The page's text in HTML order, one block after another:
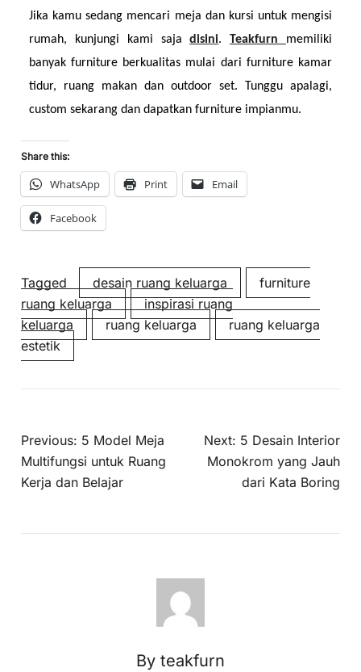
Jika kamu sedang mencari meja dan kursi untuk mengisi
rumah, kunjungi kami saja disini. Teakfurn memiliki
banyak furniture berkualitas mulai dari furniture kamar
tidur, ruang makan dan outdoor set. Tunggu apalagi,
custom sekarang dan dapatkan furniture impianmu.
Share this:
WhatsApp Print Email
Facebook
Tagged desain ruang keluarga
furniture
ruang keluarga
inspirasi ruang
keluarga
ruang keluarga
ruang keluarga
estetik
Previous: 5 Model Meja
Multifungsi untuk Ruang
Kerja dan Belajar
Next: 5 Desain Interior
Monokrom yang Jauh
dari Kata Boring
By teakfurn